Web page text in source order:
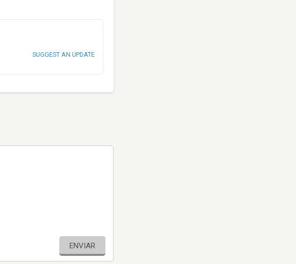
SUGGEST AN UPDATE
ENVIAR